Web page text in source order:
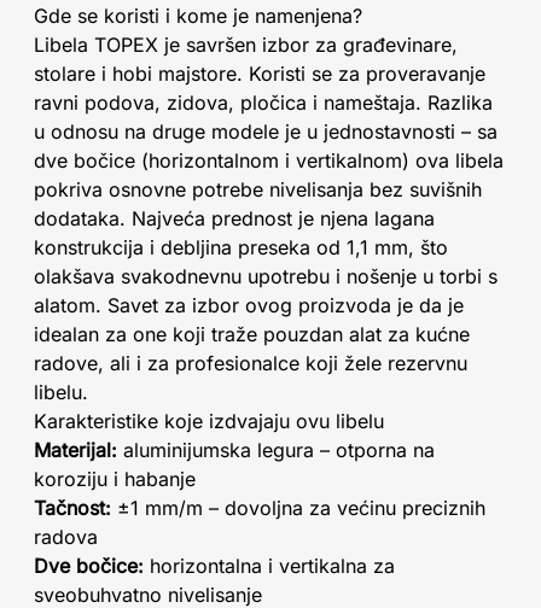
Gde se koristi i kome je namenjena?
Libela TOPEX je savršen izbor za građevinare,
stolare i hobi majstore. Koristi se za proveravanje
ravni podova, zidova, pločica i nameštaja. Razlika
u odnosu na druge modele je u jednostavnosti – sa
dve bočice (horizontalnom i vertikalnom) ova libela
pokriva osnovne potrebe nivelisanja bez suvišnih
dodataka. Najveća prednost je njena lagana
konstrukcija i debljina preseka od 1,1 mm, što
olakšava svakodnevnu upotrebu i nošenje u torbi s
alatom. Savet za izbor ovog proizvoda je da je
idealan za one koji traže pouzdan alat za kućne
radove, ali i za profesionalce koji žele rezervnu
libelu.
Karakteristike koje izdvajaju ovu libelu
Materijal: aluminijumska legura – otporna na
koroziju i habanje
Tačnost: ±1 mm/m – dovoljna za većinu preciznih
radova
Dve bočice: horizontalna i vertikalna za
sveobuhvatno nivelisanje